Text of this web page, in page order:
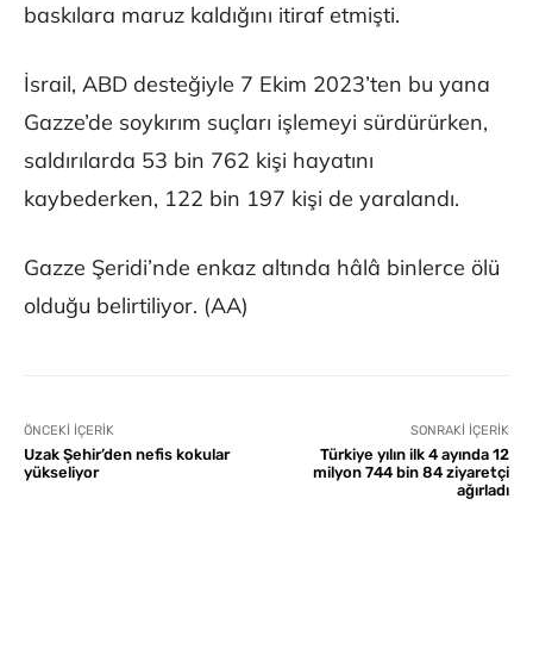
baskılara maruz kaldığını itiraf etmişti.
İsrail, ABD desteğiyle 7 Ekim 2023’ten bu yana
Gazze’de soykırım suçları işlemeyi sürdürürken,
saldırılarda 53 bin 762 kişi hayatını
kaybederken, 122 bin 197 kişi de yaralandı.
Gazze Şeridi’nde enkaz altında hâlâ binlerce ölü
olduğu belirtiliyor. (AA)
ÖNCEKI İÇERIK
Uzak Şehir’den nefis kokular
yükseliyor
SONRAKI İÇERIK
Türkiye yılın ilk 4 ayında 12
milyon 744 bin 84 ziyaretçi
ağırladı